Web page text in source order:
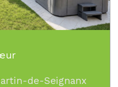
de-Seignanx